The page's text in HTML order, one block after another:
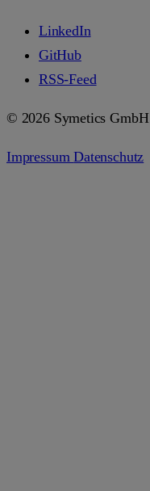
LinkedIn
GitHub
RSS-Feed
© 2026 Symetics GmbH
ImpressumDatenschutz